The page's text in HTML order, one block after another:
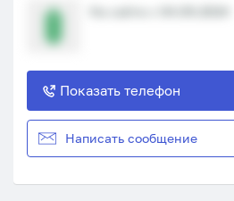
Показать телефон
Написать сообщение